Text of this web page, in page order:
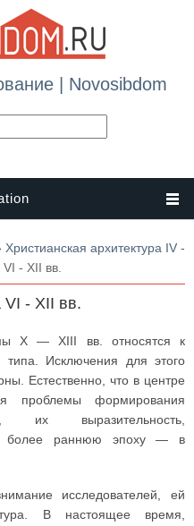
| Novosibdom
Христианская архитектура IV -
- XII вв.
VI - XII вв.
X — XIII вв. относятся к
типа. Исключения для этого
Естественно, что в центре
проблемы формирования
их выразительность,
в более раннюю эпоху — в
исследователей, ей
В настоящее время,